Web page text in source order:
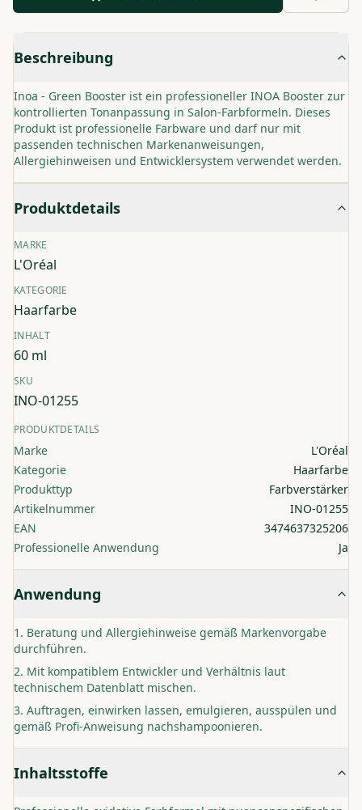
Beschreibung
Inoa - Green Booster ist ein professioneller INOA Booster zur
kontrollierten Tonanpassung in Salon-Farbformeln. Dieses
Produkt ist professionelle Farbware und darf nur mit
passenden technischen Markenanweisungen,
Allergiehinweisen und Entwicklersystem verwendet werden.
Produktdetails
MARKE
L'Oréal
KATEGORIE
Haarfarbe
INHALT
60 ml
SKU
INO-01255
PRODUKTDETAILS
Marke
L'Oréal
Kategorie
Haarfarbe
Produkttyp
Farbverstärker
Artikelnummer
INO-01255
EAN
3474637325206
Professionelle Anwendung
Ja
Anwendung
Beratung und Allergiehinweise gemäß Markenvorgabe
durchführen.
Mit kompatiblem Entwickler und Verhältnis laut
technischem Datenblatt mischen.
Auftragen, einwirken lassen, emulgieren, ausspülen und
gemäß Profi-Anweisung nachshampoonieren.
Inhaltsstoffe